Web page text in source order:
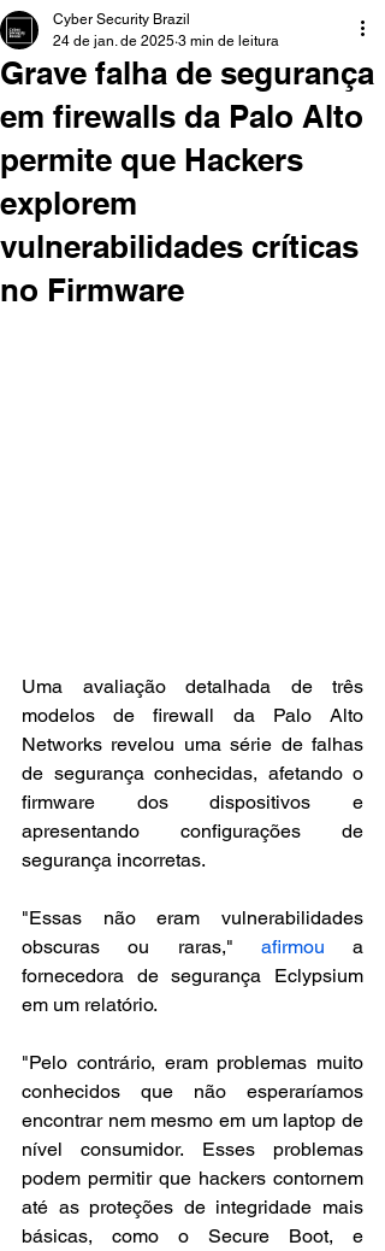
Grave falha de segurança
em firewalls da Palo Alto
permite que Hackers
explorem
vulnerabilidades críticas
no Firmware
Cyber Security Brazil
24 de jan. de 2025 3 min de leitura
Uma avaliação detalhada de três
modelos de firewall da Palo Alto
Networks revelou uma série de falhas
de segurança conhecidas, afetando o
firmware dos dispositivos e
apresentando configurações de
segurança incorretas.
"Essas não eram vulnerabilidades
obscuras ou raras," afirmou a
fornecedora de segurança Eclypsium
em um relatório.
"Pelo contrário, eram problemas muito
conhecidos que não esperaríamos
encontrar nem mesmo em um laptop de
nível consumidor. Esses problemas
podem permitir que hackers contornem
até as proteções de integridade mais
básicas, como o Secure Boot, e